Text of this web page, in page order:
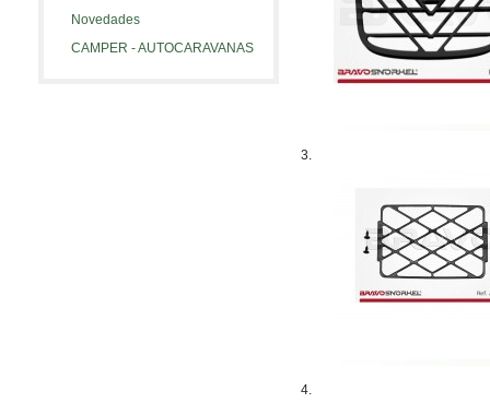
Novedades
CAMPER - AUTOCARAVANAS
3.
4.